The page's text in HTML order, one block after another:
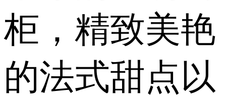
柜，精致美艳
的法式甜点以